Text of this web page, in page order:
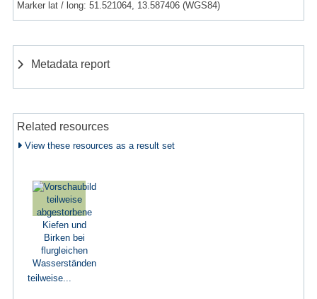
Marker lat / long: 51.521064, 13.587406 (WGS84)
Metadata report
Related resources
View these resources as a result set
teilweise...